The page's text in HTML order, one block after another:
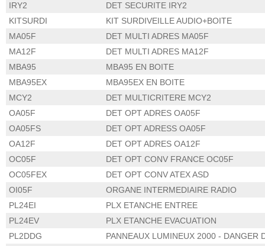
IRY2
DET SECURITE IRY2
KITSURDI
KIT SURDIVEILLE AUDIO+BOITE
MA05F
DET MULTI ADRES MA05F
MA12F
DET MULTI ADRES MA12F
MBA95
MBA95 EN BOITE
MBA95EX
MBA95EX EN BOITE
MCY2
DET MULTICRITERE MCY2
OA05F
DET OPT ADRES OA05F
OA05FS
DET OPT ADRESS OA05F
OA12F
DET OPT ADRES OA12F
OC05F
DET OPT CONV FRANCE OC05F
OC05FEX
DET OPT CONV ATEX ASD
OI05F
ORGANE INTERMEDIAIRE RADIO
PL24EI
PLX ETANCHE ENTREE
PL24EV
PLX ETANCHE EVACUATION
PL2DDG
PANNEAUX LUMINEUX 2000 - DANGER